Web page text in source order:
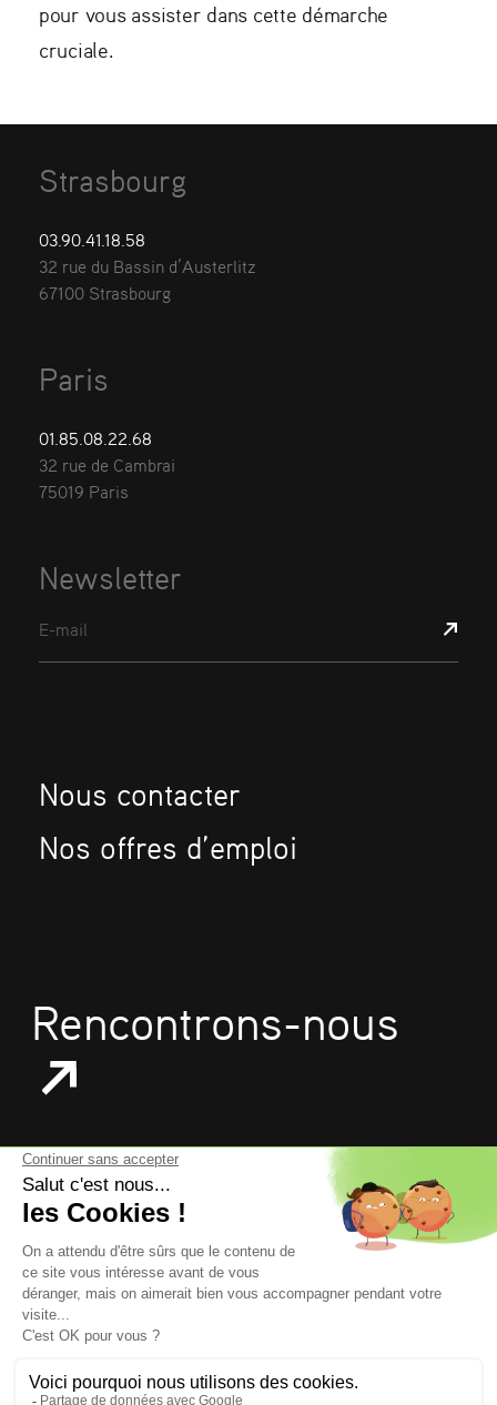
pour vous assister dans cette démarche
cruciale.
Strasbourg
03.90.41.18.58
32 rue du Bassin d’Austerlitz
67100 Strasbourg
Paris
01.85.08.22.68
32 rue de Cambrai
75019 Paris
Newsletter
E-mail
Nous contacter
Nos offres d’emploi
Rencontrons-nous
mentions légales
données personnelles
politique de confidentialité
gestion des cookies